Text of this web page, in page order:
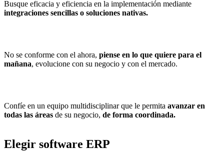
Busque eficacia y eficiencia en la implementación mediante
integraciones sencillas o soluciones nativas.
No se conforme con el ahora, piense en lo que quiere para el
mañana, evolucione con su negocio y con el mercado.
Confíe en un equipo multidisciplinar que le permita avanzar en
todas las áreas de su negocio, de forma coordinada.
Elegir software ERP